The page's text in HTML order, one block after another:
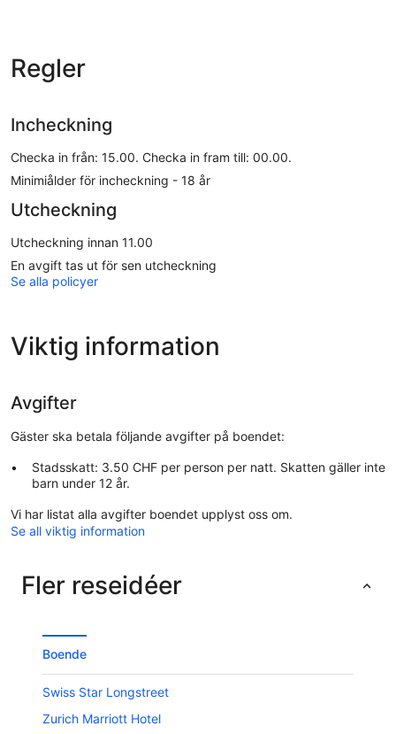
Regler
Incheckning
Checka in från: 15.00. Checka in fram till: 00.00.
Minimiålder för incheckning - 18 år
Utcheckning
Utcheckning innan 11.00
En avgift tas ut för sen utcheckning
Se alla policyer
Viktig information
Avgifter
Gäster ska betala följande avgifter på boendet:
Stadsskatt: 3.50 CHF per person per natt. Skatten gäller inte
barn under 12 år.
Vi har listat alla avgifter boendet upplyst oss om.
Se all viktig information
Fler reseidéer
Boende
Swiss Star Longstreet
Zurich Marriott Hotel